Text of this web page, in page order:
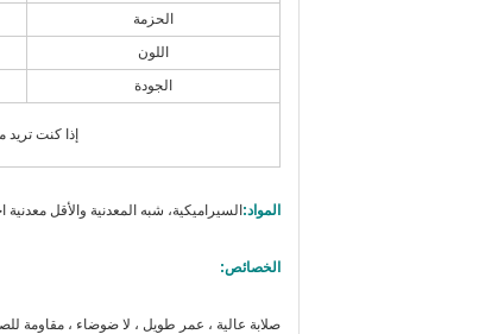
الحزمة
اللون
الجودة
إذا كنت
المواد: السيراميكية، شبه المعدنية والأقل معدنية
الخصائص:
صلابة عالية ، عمر طويل ، لا ضوضاء ، مقاومة